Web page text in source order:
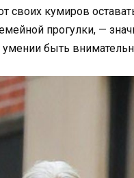
своих кумиров
прогулки, —
умении быть